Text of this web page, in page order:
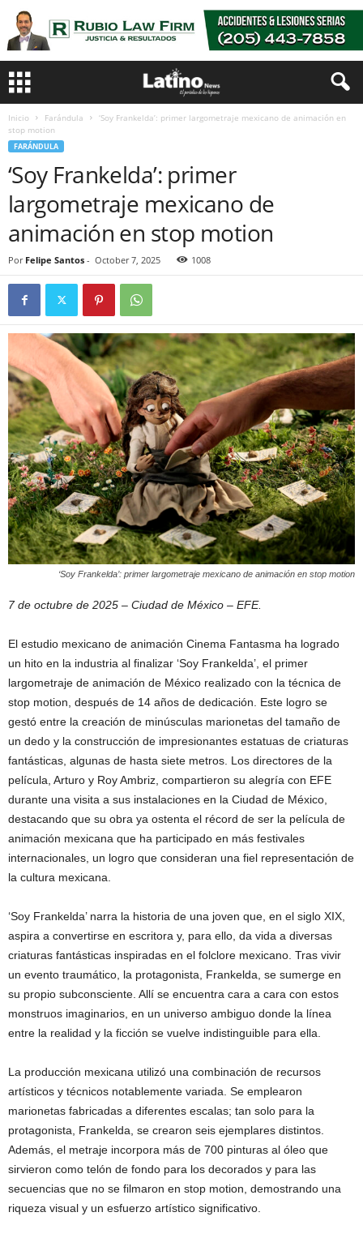
Inicio Farándula
‘Soy Frankelda’: primer largometraje mexicano de animación en
stop motion
FARÁNDULA
‘Soy Frankelda’: primer
largometraje mexicano de
animación en stop motion
Por Felipe Santos - October 7, 2025 1008
‘Soy Frankelda’: primer largometraje mexicano de animación en stop motion
7 de octubre de 2025 – Ciudad de México – EFE.
El estudio mexicano de animación Cinema Fantasma ha logrado
un hito en la industria al finalizar ‘Soy Frankelda’, el primer
largometraje de animación de México realizado con la técnica de
stop motion, después de 14 años de dedicación. Este logro se
gestó entre la creación de minúsculas marionetas del tamaño de
un dedo y la construcción de impresionantes estatuas de criaturas
fantásticas, algunas de hasta siete metros. Los directores de la
película, Arturo y Roy Ambriz, compartieron su alegría con EFE
durante una visita a sus instalaciones en la Ciudad de México,
destacando que su obra ya ostenta el récord de ser la película de
animación mexicana que ha participado en más festivales
internacionales, un logro que consideran una fiel representación de
la cultura mexicana.
‘Soy Frankelda’ narra la historia de una joven que, en el siglo XIX,
aspira a convertirse en escritora y, para ello, da vida a diversas
criaturas fantásticas inspiradas en el folclore mexicano. Tras vivir
un evento traumático, la protagonista, Frankelda, se sumerge en
su propio subconsciente. Allí se encuentra cara a cara con estos
monstruos imaginarios, en un universo ambiguo donde la línea
entre la realidad y la ficción se vuelve indistinguible para ella.
La producción mexicana utilizó una combinación de recursos
artísticos y técnicos notablemente variada. Se emplearon
marionetas fabricadas a diferentes escalas; tan solo para la
protagonista, Frankelda, se crearon seis ejemplares distintos.
Además, el metraje incorpora más de 700 pinturas al óleo que
sirvieron como telón de fondo para los decorados y para las
secuencias que no se filmaron en stop motion, demostrando una
riqueza visual y un esfuerzo artístico significativo.